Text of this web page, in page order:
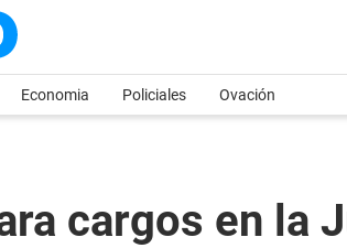
Economia Policiales Ovación
cargos en la